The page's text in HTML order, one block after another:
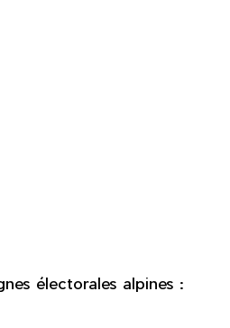
électorales alpines :